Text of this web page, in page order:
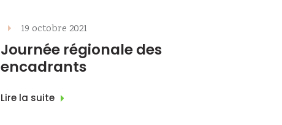
19 octobre 2021
Journée régionale des
encadrants
Lire la suite